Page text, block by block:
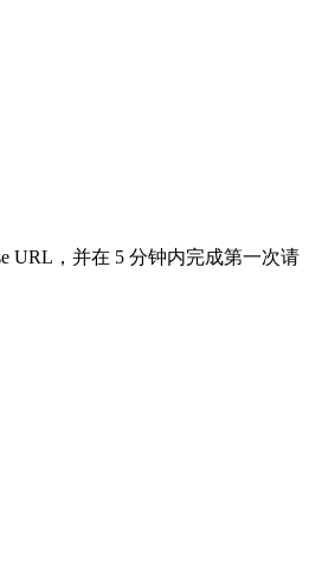
URL，并在 5 分钟内完成第一次请